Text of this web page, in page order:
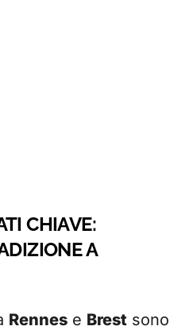
CHIAVE:
A
Rennes e Brest sono